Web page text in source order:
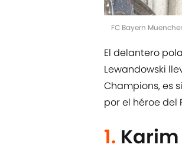
FC Bayern
El delantero
Lewandowski
Champions, es
por el héroe del
1.